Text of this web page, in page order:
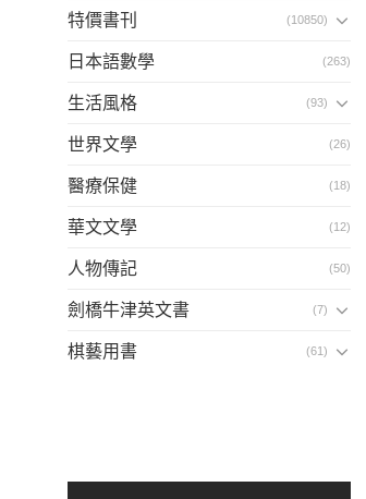
特價書刊 (10850)
日本語數學 (263)
生活風格 (93)
世界文學 (26)
醫療保健 (18)
華文文學 (12)
人物傳記 (50)
劍橋牛津英文書 (7)
棋藝用書 (61)